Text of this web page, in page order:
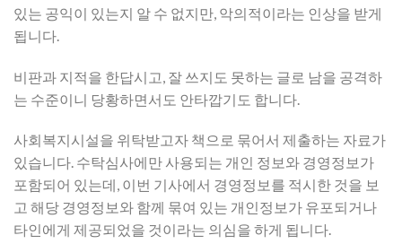
있는 공익이 있는지 알 수 없지만, 악의적이라는 인상을 받게
됩니다.
비판과 지적을 한답시고, 잘 쓰지도 못하는 글로 남을 공격하
는 수준이니 당황하면서도 안타깝기도 합니다.
사회복지시설을 위탁받고자 책으로 묶어서 제출하는 자료가
있습니다. 수탁심사에만 사용되는 개인 정보와 경영정보가
포함되어 있는데, 이번 기사에서 경영정보를 적시한 것을 보
고 해당 경영정보와 함께 묶여 있는 개인정보가 유포되거나
타인에게 제공되었을 것이라는 의심을 하게 됩니다.